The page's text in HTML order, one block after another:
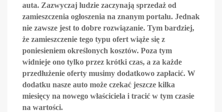
auta. Zazwyczaj ludzie zaczynają sprzedaż od
zamieszczenia ogłoszenia na znanym portalu. Jednak
nie zawsze jest to dobre rozwiązanie. Tym bardziej,
że zamieszczenie tego typu ofert wiąże się z
poniesieniem określonych kosztów. Poza tym
widnieje ono tylko przez krótki czas, a za każde
przedłużenie oferty musimy dodatkowo zapłacić. W
dodatku nasze auto może czekać jeszcze kilka
miesięcy na nowego właściciela i tracić w tym czasie
na wartości.